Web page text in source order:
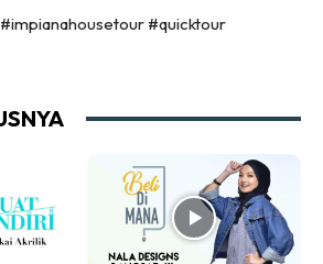
Ruang Selebriti
#quicktour